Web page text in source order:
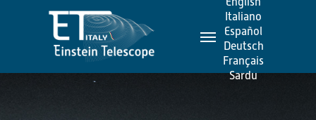
content
Menu
Italiano
Español
Deutsch
Français
Sardu